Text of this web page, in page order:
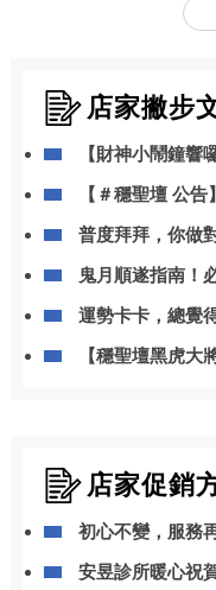
店家撇步
【財神小鬧鐘響
【＃穩聖壇 公
普度拜拜，你做
鬼月順遂指南！
運勢卡卡，總覺
【穩聖壇黑虎大
店家促銷
初心不變，服務再升級】
年 8 月 1 日起，
安昱診所暖心祝